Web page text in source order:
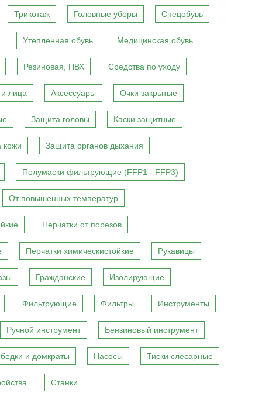
Трикотаж Головные уборы Спецобувь
Утепленная обувь Медицинская обувь
Резиновая, ПВХ Средства по уходу
лица Аксессуары Очки закрытые
Защита головы Каски защитные
кожи Защита органов дыхания
Полумаски фильтрующие (FFP1 - FFP3)
От повышенных температур
Перчатки от порезов
Перчатки химическистойкие Рукавицы
Гражданские Изолирующие
Фильтрующие Фильтры Инструменты
Ручной инструмент Бензиновый инструмент
и домкраты Насосы Тиски слесарные
Станки